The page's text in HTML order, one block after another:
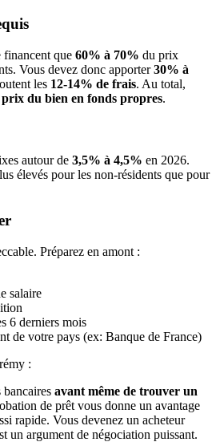
financent que 60% à 70% du prix
Vous devez donc apporter30% à
les 12-14% de frais. Au total,
du bien en fonds propres.
autour de 3,5% à 4,5% en 2026.
élevés pour les non-résidents que pour
Préparez en amont :
salaire
6 derniers mois
de votre pays (ex: Banque de France)
:
bancaires avant même de trouver un
de prêt vous donne un avantage
rapide. Vous devenez un acheteur
un argument de négociation puissant.